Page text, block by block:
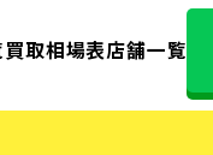
買取相場表店舗一覧